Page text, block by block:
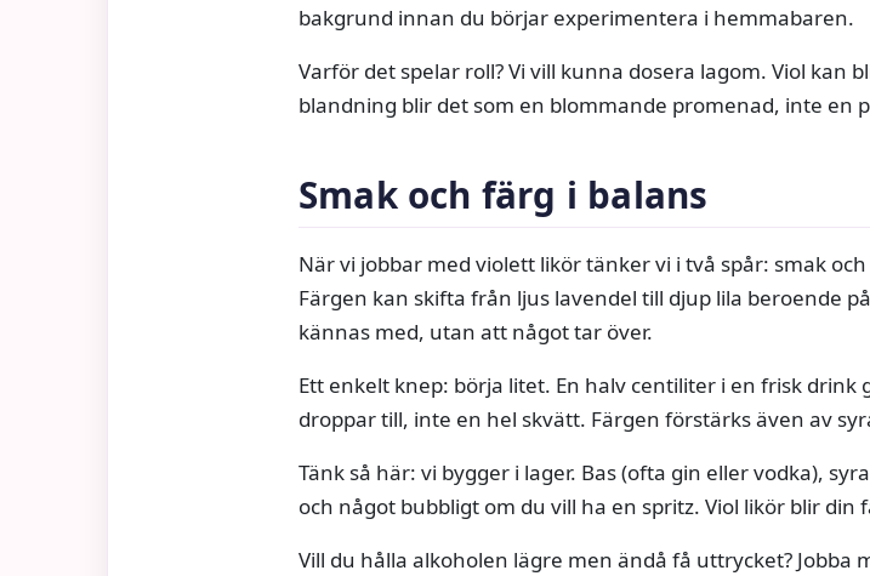
bakgrund innan du börjar experimentera i hemmabaren.
Varför det spelar roll? Vi vill kunna dosera lagom. Viol kan
blandning blir det som en blommande promenad, inte en
Smak och färg i balans
När vi jobbar med violett likör tänker vi i två spår: smak
Färgen kan skifta från ljus lavendel till djup lila beroende
kännas med, utan att något tar över.
Ett enkelt knep: börja litet. En halv centiliter i en frisk
droppar till, inte en hel skvätt. Färgen förstärks även av
Tänk så här: vi bygger i lager. Bas (ofta gin eller vodka),
och något bubbligt om du vill ha en spritz. Viol likör blir
Vill du hålla alkoholen lägre men ändå få uttrycket? Jobba